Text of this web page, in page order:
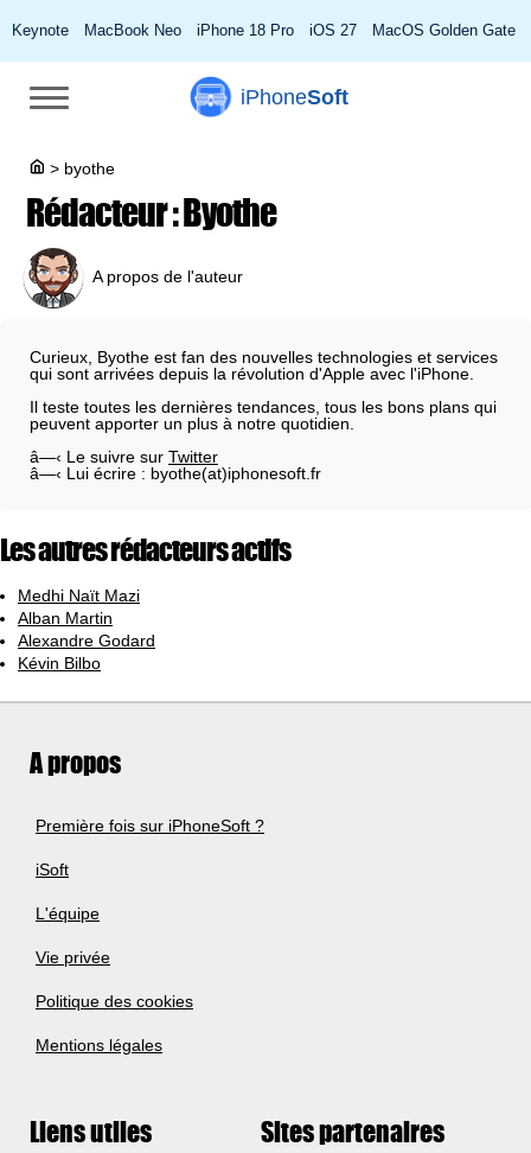
Keynote MacBook Neo iPhone 18 Pro iOS 27 MacOS Golden Gate
iPhoneSoft
> byothe
Rédacteur :Byothe
A propos de l'auteur
Curieux, Byothe est fan des nouvelles technologies et services
qui sont arrivées depuis la révolution d'Apple avec l'iPhone.
Il teste toutes les dernières tendances, tous les bons plans qui
peuvent apporter un plus à notre quotidien.
â—‹ Le suivre sur Twitter
â—‹ Lui écrire : byothe(at)iphonesoft.fr
Les autres rédacteurs actifs
Medhi Naït Mazi
Alban Martin
Alexandre Godard
Kévin Bilbo
A propos
Première fois sur iPhoneSoft ?
iSoft
L'équipe
Vie privée
Politique des cookies
Mentions légales
Liens utiles Sites partenaires